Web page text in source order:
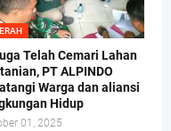
Telah Cemari Lahan
PT ALPINDO
Warga dan aliansi
Hidup
01, 2025